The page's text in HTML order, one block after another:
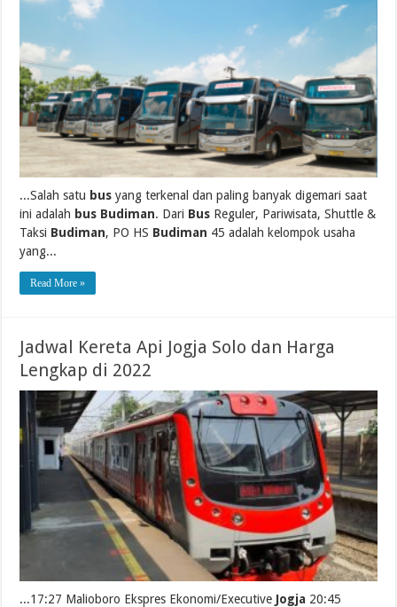
...Salah satu bus yang terkenal dan paling banyak digemari saat
ini adalah bus Budiman. Dari Bus Reguler, Pariwisata, Shuttle &
Taksi Budiman, PO HS Budiman 45 adalah kelompok usaha
yang...
Read More »
Jadwal Kereta Api Jogja Solo dan Harga
Lengkap di 2022
...17:27 Malioboro Ekspres Ekonomi/Executive Jogja 20:45